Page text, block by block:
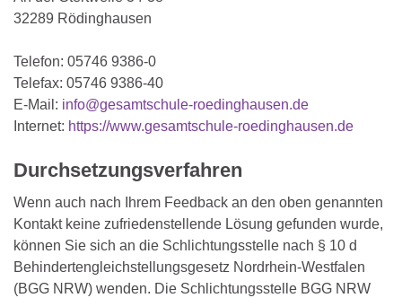
32289 Rödinghausen
Telefon: 05746 9386-0
Telefax: 05746 9386-40
E-Mail: info@gesamtschule-roedinghausen.de
Internet: https://www.gesamtschule-roedinghausen.de
Durchsetzungsverfahren
Wenn auch nach Ihrem Feedback an den oben genannten
Kontakt keine zufriedenstellende Lösung gefunden wurde,
können Sie sich an die Schlichtungsstelle nach § 10 d
Behindertengleichstellungsgesetz Nordrhein-Westfalen
(BGG NRW) wenden. Die Schlichtungsstelle BGG NRW